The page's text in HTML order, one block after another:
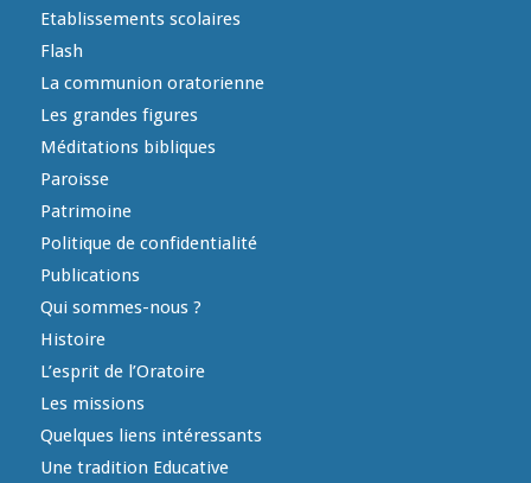
Etablissements scolaires
Flash
La communion oratorienne
Les grandes figures
Méditations bibliques
Paroisse
Patrimoine
Politique de confidentialité
Publications
Qui sommes-nous ?
Histoire
L’esprit de l’Oratoire
Les missions
Quelques liens intéressants
Une tradition Educative